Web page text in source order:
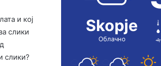
и кој
слики
слики?
Skopje
Облачно